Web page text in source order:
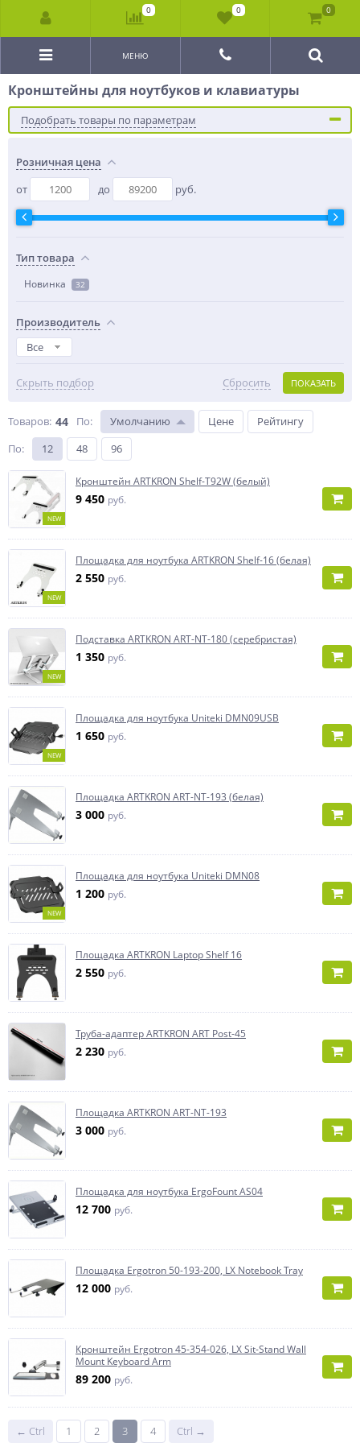
МЕНЮ
Кронштейны для ноутбуков и клавиатуры
Подобрать товары по параметрам
Розничная цена
от
до руб.
Тип товара
Новинка 32
Производитель
Все
Скрыть подбор ПОКАЗАТЬ
Сбросить
Товаров: 44 По: Умолчанию Цене
Рейтингу
По: 12 48 96
NEW
Кронштейн ARTKRON Shelf-T92W (белый)
9 450 руб.
NEW
Площадка для ноутбука ARTKRON Shelf-16 (белая)
2 550 руб.
NEW
Подставка ARTKRON ART-NT-180 (серебристая)
1 350 руб.
NEW
Площадка для ноутбука Uniteki DMN09USB
1 650 руб.
Площадка ARTKRON ART-NT-193 (белая)
3 000 руб.
NEW
Площадка для ноутбука Uniteki DMN08
1 200 руб.
Площадка ARTKRON Laptop Shelf 16
2 550 руб.
Труба-адаптер ARTKRON ART Post-45
2 230 руб.
Площадка ARTKRON ART-NT-193
3 000 руб.
Площадка для ноутбука ErgoFount AS04
12 700 руб.
Площадка Ergotron 50-193-200, LX Notebook Tray
12 000 руб.
Кронштейн Ergotron 45-354-026, LX Sit-Stand Wall
Mount Keyboard Arm
89 200 руб.
← Ctrl 1 2 3 4 Ctrl →
0 0 0